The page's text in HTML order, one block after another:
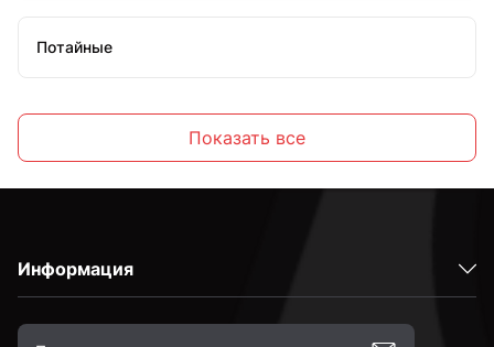
Потайные
М4
Показать все
Информация